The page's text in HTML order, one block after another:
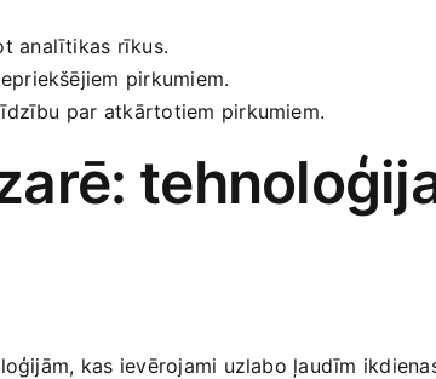
analītikas rīkus.
pirkumiem.
par atkārtotiem pirkumiem.
kas⁢ ievērojami uzlabo ļaudīm